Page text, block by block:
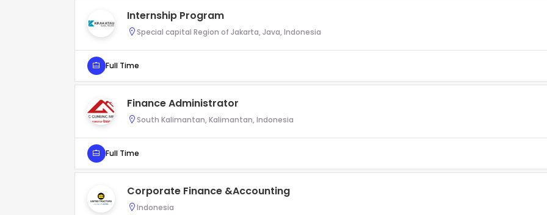
Internship Program
Special capital Region of Jakarta, Java, Indonesia
Full Time
Finance Administrator
South Kalimantan, Kalimantan, Indonesia
Full Time
Corporate Finance &Accounting
Indonesia